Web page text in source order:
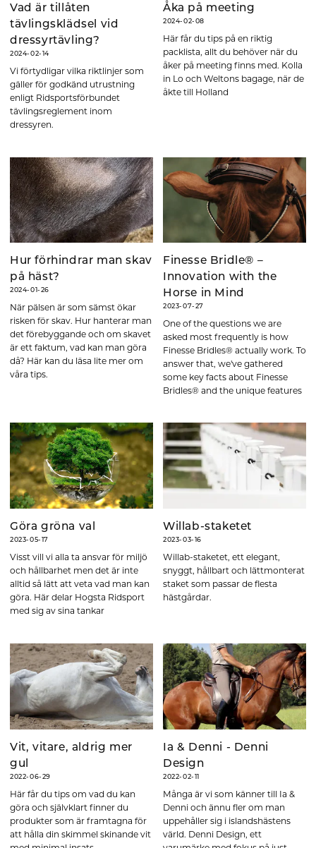
Vad är tillåten
tävlingsklädsel vid
dressyrtävling?
2024-02-14
Vi förtydligar vilka riktlinjer som
gäller för godkänd utrustning
enligt Ridsportsförbundet
tävlingsreglement inom
dressyren.
Åka på meeting
2024-02-08
Här får du tips på en riktig
packlista, allt du behöver när du
åker på meeting finns med. Kolla
in Lo och Weltons bagage, när de
åkte till Holland
Hur förhindrar man skav
på häst?
2024-01-26
När pälsen är som sämst ökar
risken för skav. Hur hanterar man
det förebyggande och om skavet
är ett faktum, vad kan man göra
då? Här kan du läsa lite mer om
våra tips.
Finesse Bridle® –
Innovation with the
Horse in Mind
2023-07-27
One of the questions we are
asked most frequently is how
Finesse Bridles® actually work. To
answer that, we've gathered
some key facts about Finesse
Bridles® and the unique features
Göra gröna val
2023-05-17
Visst vill vi alla ta ansvar för miljö
och hållbarhet men det är inte
alltid så lätt att veta vad man kan
göra. Här delar Hogsta Ridsport
med sig av sina tankar
Willab-staketet
2023-03-16
Willab-staketet, ett elegant,
snyggt, hållbart och lättmonterat
staket som passar de flesta
hästgårdar.
Vit, vitare, aldrig mer
gul
2022-06-29
Här får du tips om vad du kan
göra och självklart finner du
produkter som är framtagna för
att hålla din skimmel skinande vit
Ia & Denni - Denni
Design
2022-02-11
Många är vi som känner till Ia &
Denni och ännu fler om man
uppehåller sig i islandshästens
värld. Denni Design, ett